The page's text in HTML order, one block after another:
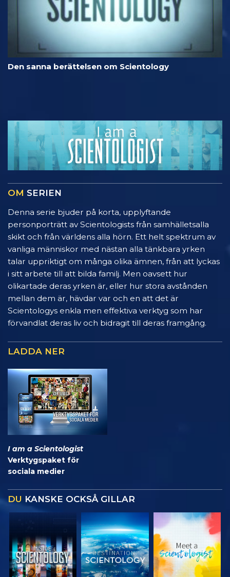
Den sanna berättelsen om Scientology
OM SERIEN
Denna serie bjuder på korta, upplyftande
personporträtt av Scientologists från samhälletsalla
skikt och från världens alla hörn. Ett helt spektrum av
vanliga människor med nästan alla tänkbara yrken
talar uppriktigt om många olika ämnen, från att lyckas
i sitt arbete till att bilda familj. Men oavsett hur
olikartade deras yrken är, eller hur stora avstånden
mellan dem är, hävdar var och en att det är
Scientologys enkla men effektiva verktyg som har
förvandlat deras liv och bidragit till deras framgång.
LADDA NER
I am a Scientologist
Verktygspaket för
sociala medier
DU KANSKE OCKSÅ GILLAR